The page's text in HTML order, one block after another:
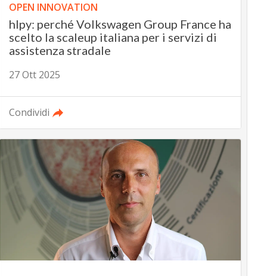
OPEN INNOVATION
hlpy: perché Volkswagen Group France ha
scelto la scaleup italiana per i servizi di
assistenza stradale
27 Ott 2025
Condividi